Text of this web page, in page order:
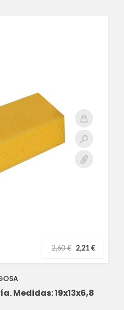
2,60 € 2,21 €
Medidas: 19x13x6,8